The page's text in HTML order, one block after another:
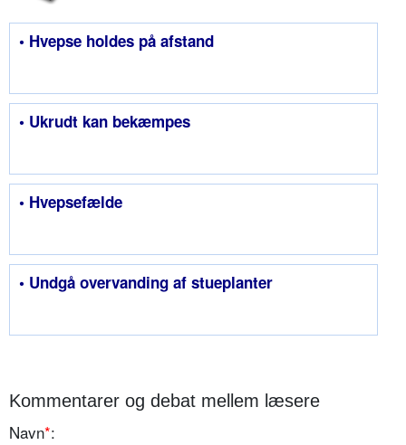
• Hvepse holdes på afstand
• Ukrudt kan bekæmpes
• Hvepsefælde
• Undgå overvanding af stueplanter
Kommentarer og debat mellem læsere
Navn*: